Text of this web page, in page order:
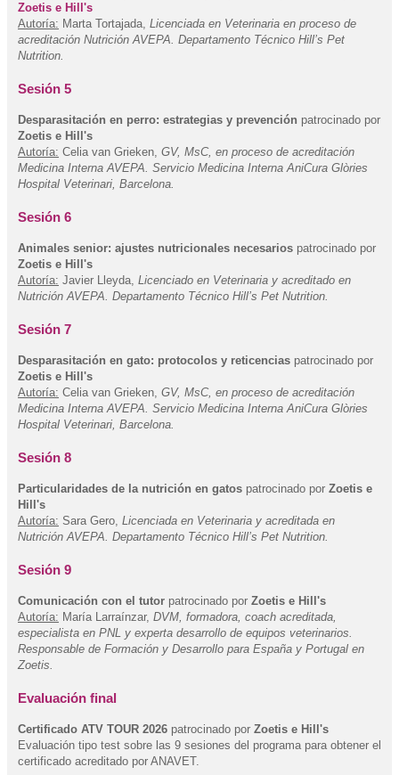
Zoetis e Hill's
Autoría: Marta Tortajada, Licenciada en Veterinaria en proceso de
acreditación Nutrición AVEPA. Departamento Técnico Hill’s Pet
Nutrition.
Sesión 5
Desparasitación en perro: estrategias y prevención patrocinado por
Zoetis e Hill's
Autoría: Celia van Grieken, GV, MsC, en proceso de acreditación
Medicina Interna AVEPA. Servicio Medicina Interna AniCura Glòries
Hospital Veterinari, Barcelona.
Sesión 6
Animales senior: ajustes nutricionales necesarios patrocinado por
Zoetis e Hill's
Autoría: Javier Lleyda, Licenciado en Veterinaria y acreditado en
Nutrición AVEPA. Departamento Técnico Hill’s Pet Nutrition.
Sesión 7
Desparasitación en gato: protocolos y reticencias patrocinado por
Zoetis e Hill's
Autoría: Celia van Grieken, GV, MsC, en proceso de acreditación
Medicina Interna AVEPA. Servicio Medicina Interna AniCura Glòries
Hospital Veterinari, Barcelona.
Sesión 8
Particularidades de la nutrición en gatos patrocinado por Zoetis e
Hill's
Autoría: Sara Gero, Licenciada en Veterinaria y acreditada en
Nutrición AVEPA. Departamento Técnico Hill’s Pet Nutrition.
Sesión 9
Comunicación con el tutor patrocinado por Zoetis e Hill's
Autoría: María Larraínzar, DVM, formadora, coach acreditada,
especialista en PNL y experta desarrollo de equipos veterinarios.
Responsable de Formación y Desarrollo para España y Portugal en
Zoetis.
Evaluación final
Certificado ATV TOUR 2026 patrocinado por Zoetis e Hill's
Evaluación tipo test sobre las 9 sesiones del programa para obtener el
certificado acreditado por ANAVET.